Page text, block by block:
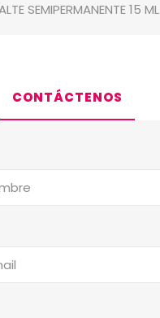
SEMIPERMANENTE 15 ML
CONTÁCTENOS